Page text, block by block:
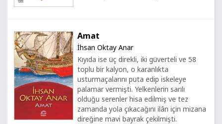
Amat
İhsan Oktay Anar
Kıyıda ise üç direkli, iki güverteli ve 58
toplu bir kalyon, o karanlıkta
usturmaçalarını puta edip iskeleye
palamar vermişti. Yelkenlerin sarılı
olduğu serenler hisa edilmiş ve tez
zamanda yola çıkacağını ilân için mizana
direğine mavi bayrak çekilmişti.